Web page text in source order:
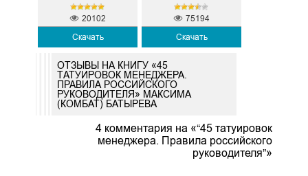
Скачать
20102
Скачать
75194
ОТЗЫВЫ НА КНИГУ «45
ТАТУИРОВОК МЕНЕДЖЕРА.
ПРАВИЛА РОССИЙСКОГО
РУКОВОДИТЕЛЯ» МАКСИМА
(КОМБАТ) БАТЫРЕВА
4 комментария на «“45 татуировок
менеджера. Правила российского
руководителя”»